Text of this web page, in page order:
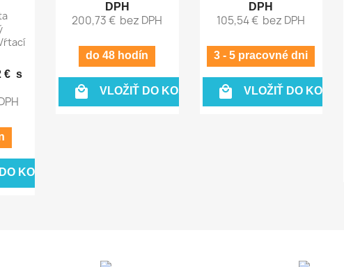
€ s
KOŠÍKA
DPH
200,73 € bez DPH
do 48 hodín
 VLOŽIŤ DO KOŠÍKA
DPH
105,54 € bez DPH
3 - 5 pracovné dni
 VLOŽIŤ DO KOŠÍKA